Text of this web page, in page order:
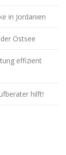
in Jordanien
Ostsee
effizient
hilft!